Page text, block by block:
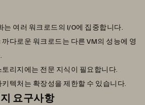
는 여러 워크로드의 I/O에 집중합니다.
: 까다로운 워크로드는 다른 VM의 성능에 영
토리지에는 전문 지식이 필요합니다.
키텍처는 확장성을 제한할 수 있습니다.
요구사항